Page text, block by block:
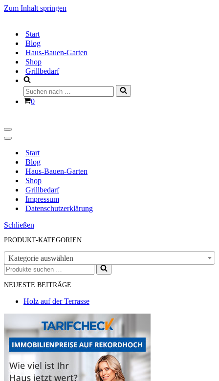
Zum Inhalt springen
Start
Blog
Haus-Bauen-Garten
Shop
Grillbedarf
Suchen
nach …
Warenkorb
0
Navigationsmenü
Navigationsmenü
Start
Blog
Haus-Bauen-Garten
Shop
Grillbedarf
Impressum
Datenschutzerklärung
Schließen
PRODUKT-KATEGORIEN
Kategorie auswählen
Suchen
nach …
NEUESTE BEITRÄGE
Holz auf der Terrasse